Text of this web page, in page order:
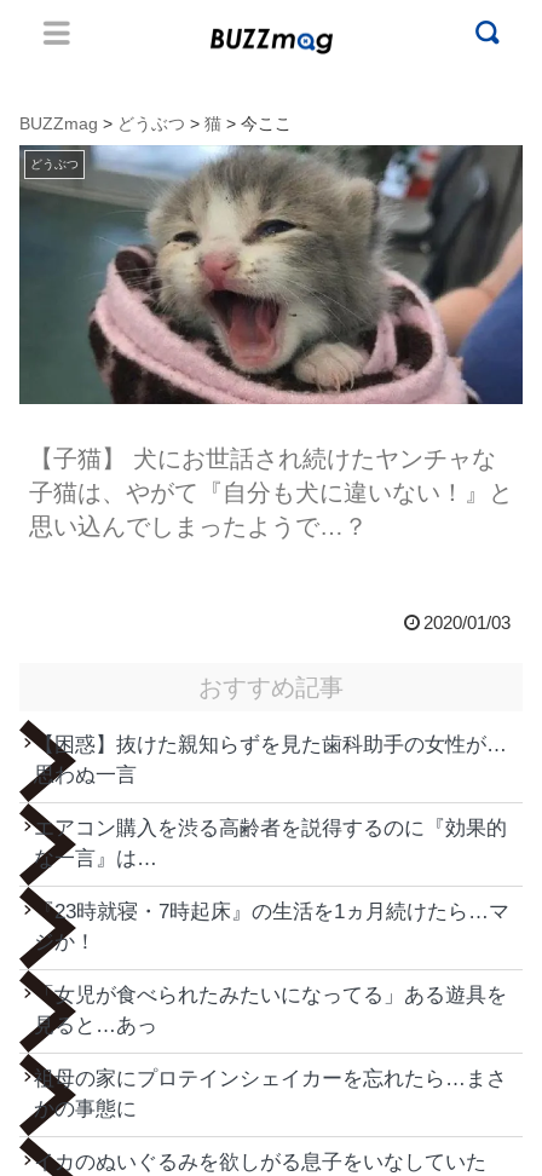
BUZZmag > どうぶつ > 猫 > 今ここ
どうぶつ
【子猫】 犬にお世話され続けたヤンチャな
子猫は、やがて『自分も犬に違いない！』と
思い込んでしまったようで…？
2020/01/03
おすすめ記事
【困惑】抜けた親知らずを見た歯科助手の女性が…
思わぬ一言
エアコン購入を渋る高齢者を説得するのに『効果的
な一言』は…
『23時就寝・7時起床』の生活を1ヵ月続けたら…マ
ジか！
「女児が食べられたみたいになってる」ある遊具を
見ると…あっ
祖母の家にプロテインシェイカーを忘れたら…まさ
かの事態に
イカのぬいぐるみを欲しがる息子をいなしていた